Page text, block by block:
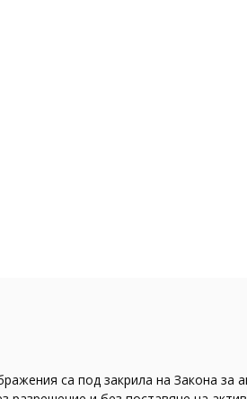
са под закрила на Закона